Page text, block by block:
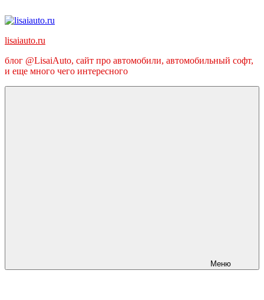
к
lisaiauto.ru
блог @LisaiAuto, сайт про автомобили, автомобильный софт,
и еще много чего интересного
Меню